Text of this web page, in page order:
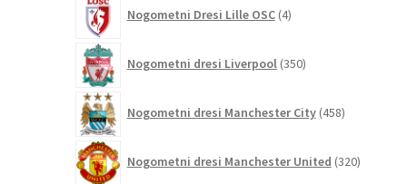
Nogometni Dresi Lille OSC 4izdelki
Nogometni dresi Liverpool 350izdelkov
Nogometni dresi Manchester City 458izdelkov
Nogometni dresi Manchester United 320izdelkov